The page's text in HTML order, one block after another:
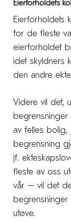
Eierforholdets
Eierforholdets
for de fleste
eierforholdet
idet skyldners
den andre
Videre vil det,
av felles bolig,
begrensning
jf.
fleste av oss
vår – vil det
utøve.